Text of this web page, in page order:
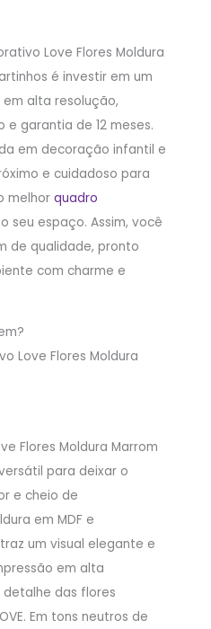
Love Flores Moldura
é investir em um
alta resolução,
garantia de 12 meses.
em decoração infantil e
e cuidadoso para
melhor quadro
seu espaço. Assim, você
de qualidade, pronto
com charme e
Love Flores Moldura
Flores Moldura Marrom
para deixar o
e cheio de
em MDF e
um visual elegante e
em alta
das flores
Em tons neutros de